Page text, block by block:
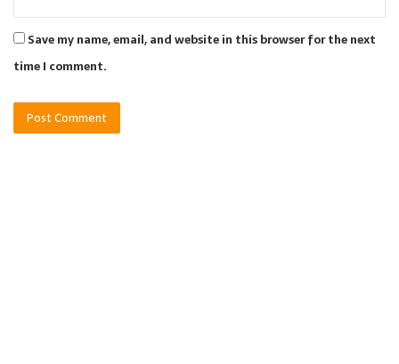
Save my name, email, and website in this browser for the next
time I comment.